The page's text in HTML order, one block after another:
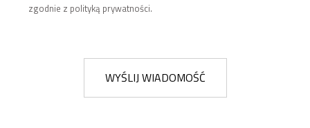
zgodnie z polityką prywatności.
WYŚLIJ WIADOMOŚĆ